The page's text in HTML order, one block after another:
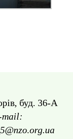
буд. 36-А
mail: